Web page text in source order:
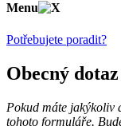
Menu
Potřebujete poradit?
Obecný dotaz
Pokud máte jakýkoliv
tohoto formuláře.